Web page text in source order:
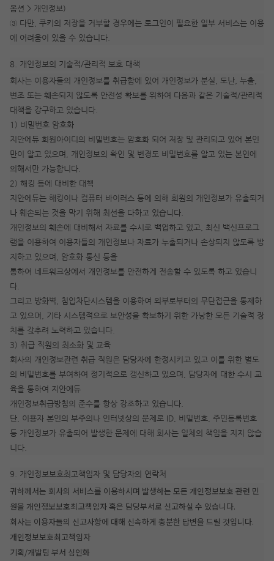
옵션 > 개인정보)
③ 다만, 쿠키의 저장을 거부할 경우에는 로그인이 필요한 일부 서비스는 이용
에 어려움이 있을 수 있습니다.
8. 개인정보의 기술적/관리적 보호 대책
회사는 이용자들의 개인정보를 취급함에 있어 개인정보가 분실, 도난, 누출,
변조 또는 훼손되지 않도록 안전성 확보를 위하여 다음과 같은 기술적/관리적
대책을 강구하고 있습니다.
1) 비밀번호 암호화
지안에듀 회원아이디의 비밀번호는 암호화 되어 저장 및 관리되고 있어 본인
만이 알고 있으며, 개인정보의 확인 및 변경도 비밀번호를 알고 있는 본인에
의해서만 가능합니다.
2) 해킹 등에 대비한 대책
지안에듀는 해킹이나 컴퓨터 바이러스 등에 의해 회원의 개인정보가 유출되거
나 훼손되는 것을 막기 위해 최선을 다하고 있습니다.
개인정보의 훼손에 대비해서 자료를 수시로 백업하고 있고, 최신 백신프로그
램을 이용하여 이용자들의 개인정보나 자료가 누출되거나 손상되지 않도록 방
지하고 있으며, 암호화 통신 등을
통하여 네트워크상에서 개인정보를 안전하게 전송할 수 있도록 하고 있습니
다.
그리고 방화벽, 침입차단시스템을 이용하여 외부로부터의 무단접근을 통제하
고 있으며, 기타 시스템적으로 보안성을 확보하기 위한 가낭한 모든 기술적 장
치를 갖추려 노력하고 있습니다.
3) 취급 직원의 최소화 및 교육
회사의 개인정보관련 취급 직원은 담당자에 한정시키고 있고 이를 위한 별도
의 비밀번호를 부여하여 정기적으로 갱신하고 있으며, 담당자에 대한 수시 교
육을 통하여 지안에듀
개인정보취급방침의 준수를 항상 강조하고 있습니다.
단, 이용자 본인의 부주의나 인터넷상의 문제로 ID, 비밀번호, 주민등록번호
등 개인정보가 유출되어 발생한 문제에 대해 회사는 일체의 책임을 지지 않습
니다.
9. 개인정보보호최고책임자 및 담당자의 연락처
귀하께서는 회사의 서비스를 이용하시며 발생하는 모든 개인정보보호 관련 민
원을 개인정보보호최고책임자 혹은 담당부서로 신고하실 수 있습니다.
회사는 이용자들의 신고사항에 대해 신속하게 충분한 답변을 드릴 것입니다.
개인정보보호최고책임자
기획/개발팀 부서 심인화